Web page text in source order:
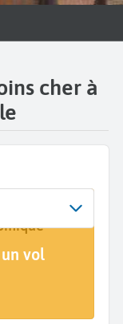
cher à
vol